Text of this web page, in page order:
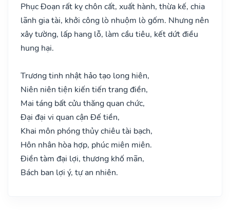
Phục Đoạn rất kỵ chôn cất, xuất hành, thừa kế, chia
lãnh gia tài, khởi công lò nhuộm lò gốm. Nhưng nên
xây tường, lấp hang lỗ, làm cầu tiêu, kết dứt điều
hung hại.
Trương tinh nhật hảo tạo long hiên,
Niên niên tiện kiến tiến trang điền,
Mai táng bất cửu thăng quan chức,
Đại đại vi quan cận Đế tiền,
Khai môn phóng thủy chiêu tài bạch,
Hôn nhân hòa hợp, phúc miên miên.
Điền tàm đại lợi, thương khố mãn,
Bách ban lợi ý, tự an nhiên.